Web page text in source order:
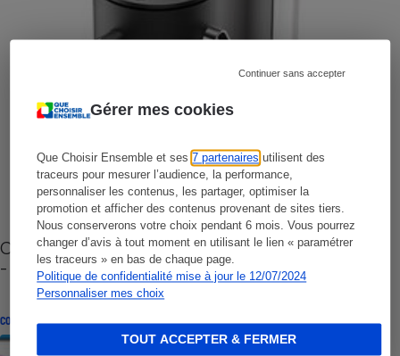
Gérer mes cookies
Que Choisir Ensemble et ses7 partenaires utilisent des
traceurs pour mesurer l’audience, la performance,
personnaliser les contenus, les partager, optimiser la
promotion et afficher des contenus provenant de sites tiers.
Nous conserverons votre choix pendant 6 mois. Vous pourrez
changer d’avis à tout moment en utilisant le lien « paramétrer
les traceurs » en bas de chaque page.
Politique de confidentialité mise à jour le 12/07/2024
Personnaliser mes choix
Continuer sans accepter
TOUT ACCEPTER & FERMER
Cafetière à capsules zéro déchet CoffeeB (vidéo)
- Premières impressions
CONSEILS